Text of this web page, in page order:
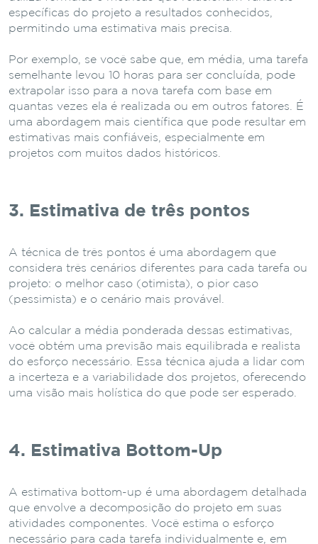
específicas do projeto a resultados conhecidos,
permitindo uma estimativa mais precisa.
Por exemplo, se você sabe que, em média, uma tarefa
semelhante levou 10 horas para ser concluída, pode
extrapolar isso para a nova tarefa com base em
quantas vezes ela é realizada ou em outros fatores. É
uma abordagem mais científica que pode resultar em
estimativas mais confiáveis, especialmente em
projetos com muitos dados históricos.
3. Estimativa de três pontos
A técnica de três pontos é uma abordagem que
considera três cenários diferentes para cada tarefa ou
projeto: o melhor caso (otimista), o pior caso
(pessimista) e o cenário mais provável.
Ao calcular a média ponderada dessas estimativas,
você obtém uma previsão mais equilibrada e realista
do esforço necessário. Essa técnica ajuda a lidar com
a incerteza e a variabilidade dos projetos, oferecendo
uma visão mais holística do que pode ser esperado.
4. Estimativa Bottom-Up
A estimativa bottom-up é uma abordagem detalhada
que envolve a decomposição do projeto em suas
atividades componentes. Você estima o esforço
necessário para cada tarefa individualmente e, em